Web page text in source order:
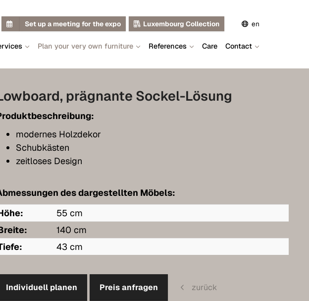
Set up a meeting for the expo Luxembourg Collection en
de
fr
Plan your very own furniture References Care Contact
prägnante Sockel-Lösung
modernes Holzdekor
Schubkästen
zeitloses Design
des dargestellten Möbels:
55 cm
140 cm
43 cm
Individuell planen Preis anfragen zurück